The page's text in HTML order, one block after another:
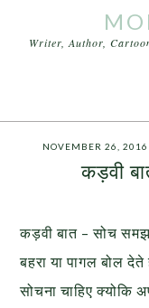
Writer, Author,
NOVEMBER 26, 2016
कड़वी
कड़वी बात – सोच
बहरा या पागल बोल
सोचना चाहिए क्योकि